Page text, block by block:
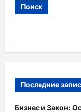
Поиск
Последние
Бизнес и Закон: